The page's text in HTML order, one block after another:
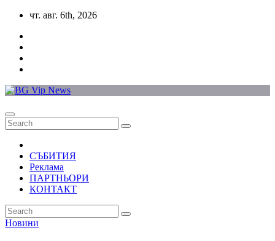
Skip
content
чт. авг. 6th, 2026
СЪБИТИЯ
Реклама
ПАРТНЬОРИ
КОНТАКТ
Новини